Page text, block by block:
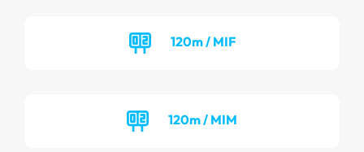
120m / MIF
120m / MIM